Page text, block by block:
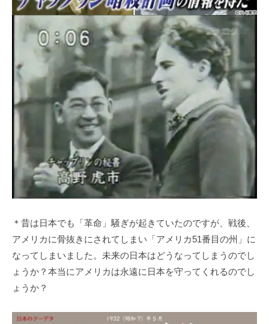
＊昔は日本でも「革命」騒ぎが起きていたのですが、戦後、
アメリカに骨抜きにされてしまい「アメリカ51番目の州」に
なってしまいました。未来の日本はどうなってしまうのでし
ょうか？本当にアメリカは永遠に日本を守ってくれるのでし
ょうか？